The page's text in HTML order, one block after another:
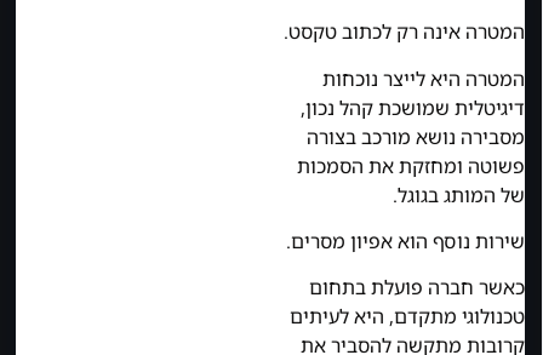
המטרה אינה רק לכתוב טקסט.
המטרה היא לייצר נוכחות
דיגיטלית שמושכת קהל נכון,
מסבירה נושא מורכב בצורה
פשוטה ומחזקת את הסמכות
של המותג בגוגל.
שירות נוסף הוא אפיון מסרים.
כאשר חברה פועלת בתחום
טכנולוגי מתקדם, היא לעיתים
קרובות מתקשה להסביר את